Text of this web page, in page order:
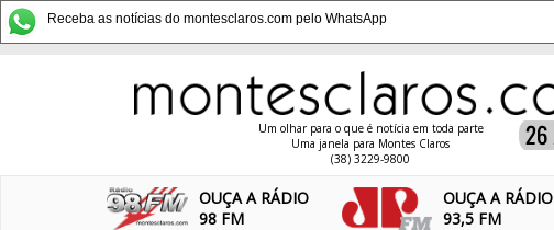
Receba as notícias do montesclaros.com pelo WhatsApp
Um olhar para o que é notícia em toda parte
Uma janela para Montes Claros
(38) 3229-9800
OUÇA A RÁDIO
98 FM
OUÇA A RÁDIO
93,5 FM